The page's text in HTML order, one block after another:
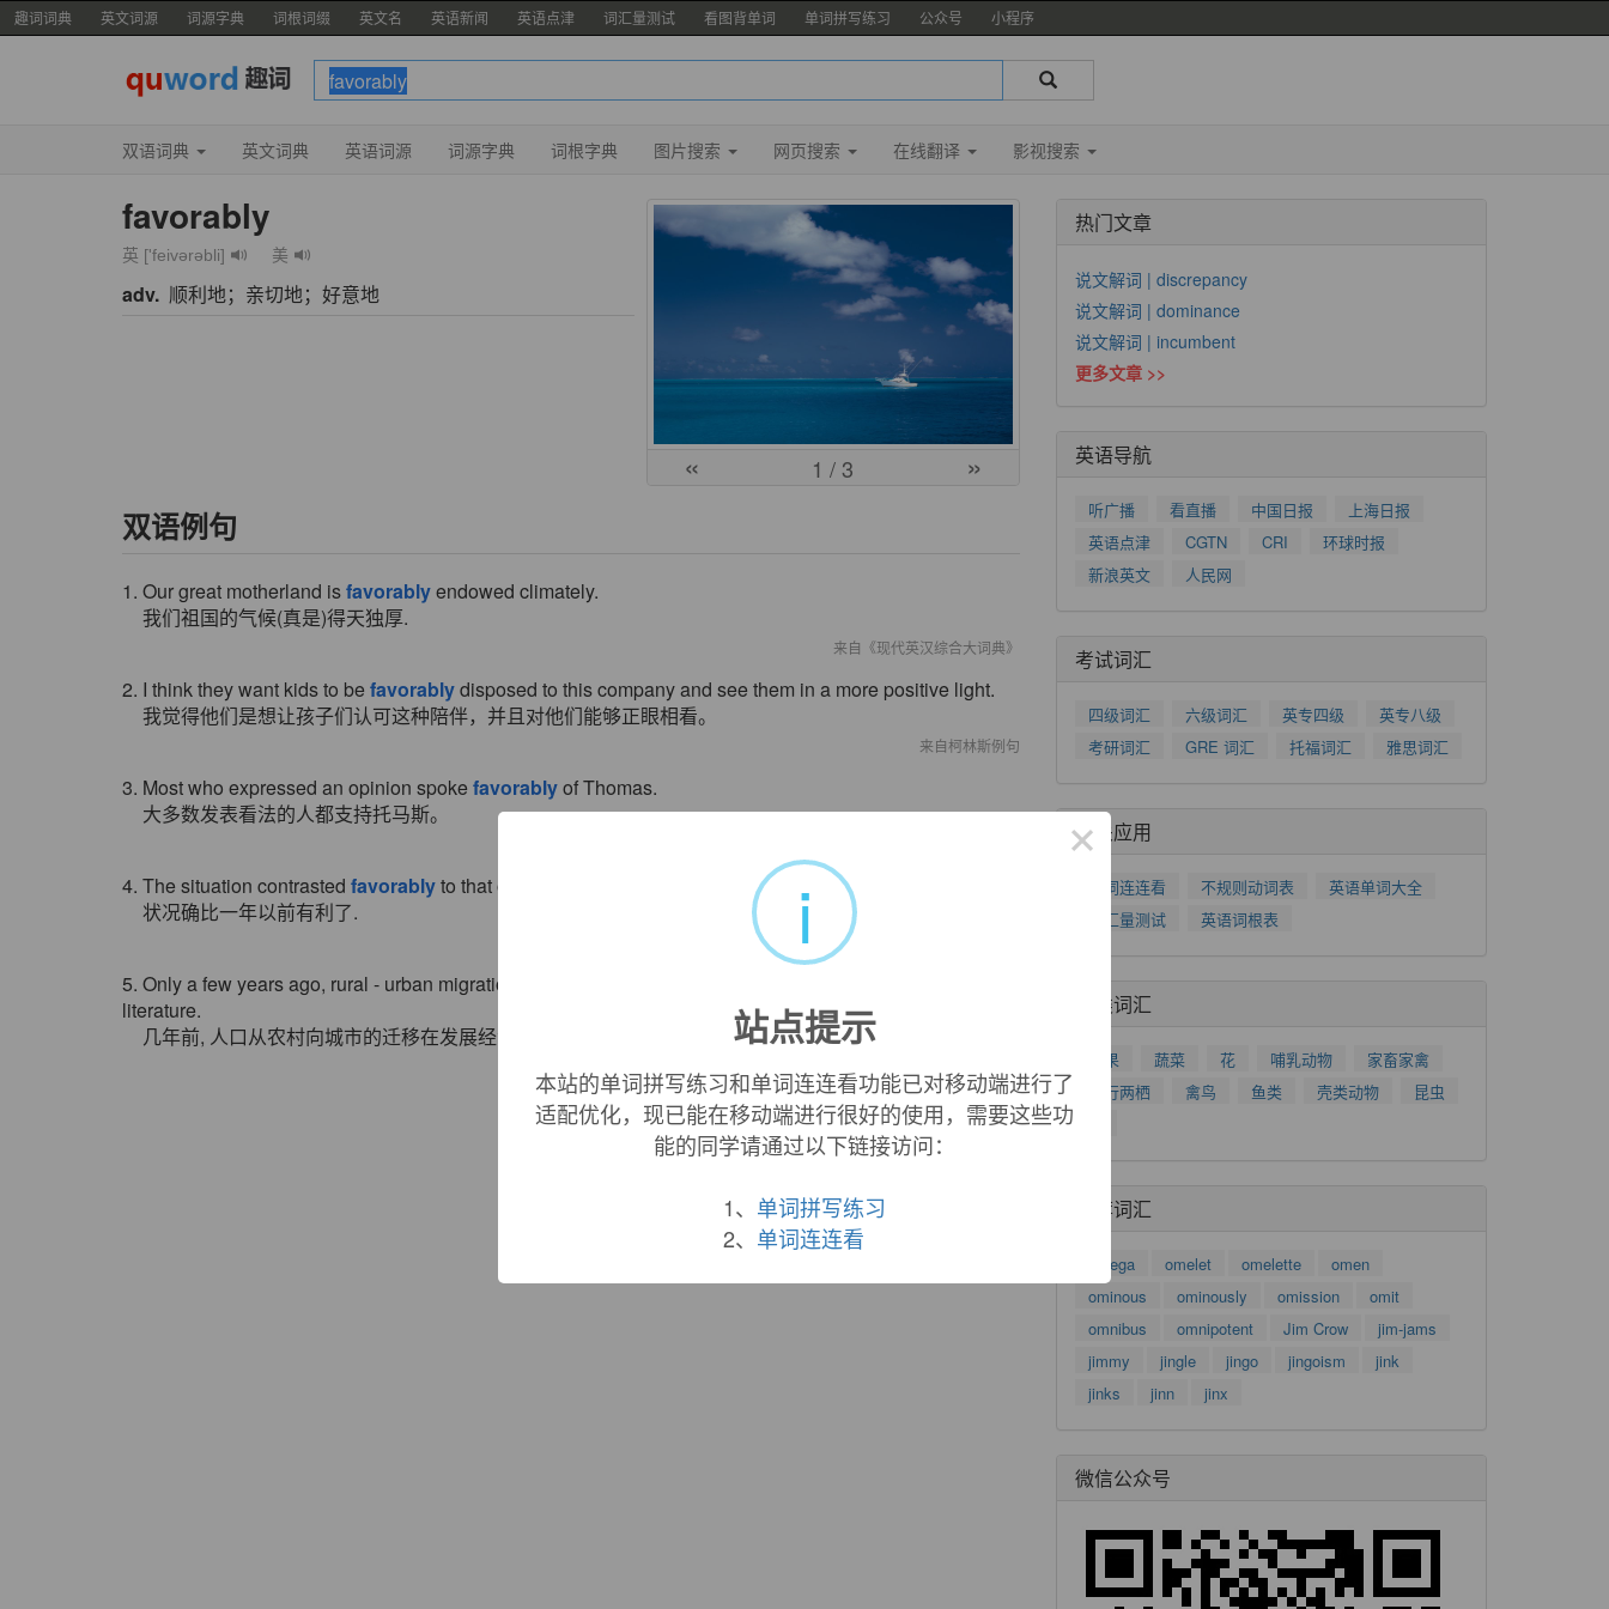
趣词词典 英文词源 词源字典 词根词缀 英文名 英语新闻 英语点津 词汇量测试 看图背单词 单词拼写练习 公众号 小程序
双语词典 英文词典 英语词源 词源字典 词根字典 图片搜索 网页搜索 在线翻译 影视搜索
favorably
英 ['feivərəbli] 美
adv. 顺利地；亲切地；好意地
« 1 / 3 »
双语例句
1. Our great motherland isfavorablyendowed climately.
我们祖国的气候(真是)得天独厚.
来自《现代英汉综合大词典》
2. I think they want kids to be favorablydisposed to this company and see them in a more positive light.
我觉得他们是想让孩子们认可这种陪伴，并且对他们能够正眼相看。
来自柯林斯例句
3. Most who expressed an opinion spoke favorablyof Thomas.
大多数发表看法的人都支持托马斯。
4. The situation contrasted favorablyto that of a year earlier.
状况确比一年以前有利了.
5. Only a few years ago, rural - urban migration was viewed
literature.
几年前, 人口从农村向城市的迁移在发展经济学文献中被认为是令人振奋的现象.
热门文章
说文解词 | discrepancy
说文解词 | dominance
说文解词 | incumbent
更多文章 >>
英语导航
听广播 看直播 中国日报
上海日报
英语点津
CGTN CRI
环球时报
新浪英文
人民网
考试词汇
四级词汇 六级词汇 英专四级
英专八级
考研词汇
GRE 词汇 托福词汇 雅思词汇
相关应用
单词连连看 不规则动词表
英语单词大全
词汇量测试
英语词根表
分类词汇
水果 蔬菜 花 哺乳动物
家畜家禽
爬行两栖
禽鸟 鱼类 壳类动物
昆虫
推荐词汇
omega omelet omelette
omen
ominous
ominously omission
omit
omnibus
omnipotent Jim Crow
jim-jams
jimmy
jingle jingo jingoism
jink
jinks
jinn jinx
微信公众号
×
i
站点提示
本站的单词拼写练习和单词连连看功能已对移动端进行了
适配优化，现已能在移动端进行很好的使用，需要这些功
能的同学请通过以下链接访问：
1、 单词拼写练习
2、 单词连连看